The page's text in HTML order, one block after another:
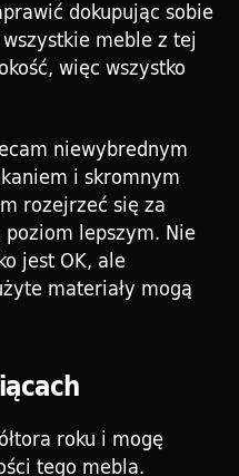
dokupując sobie
meble z tej
więc wszystko
niewybrednym
i skromnym
rozejrzeć się za
lepszym. Nie
jest OK, ale
materiały mogą
roku i mogę
tego mebla.